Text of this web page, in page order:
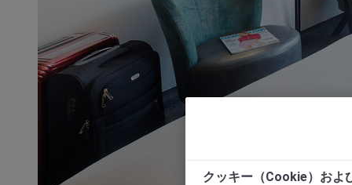
クッキー（Cookie）およ